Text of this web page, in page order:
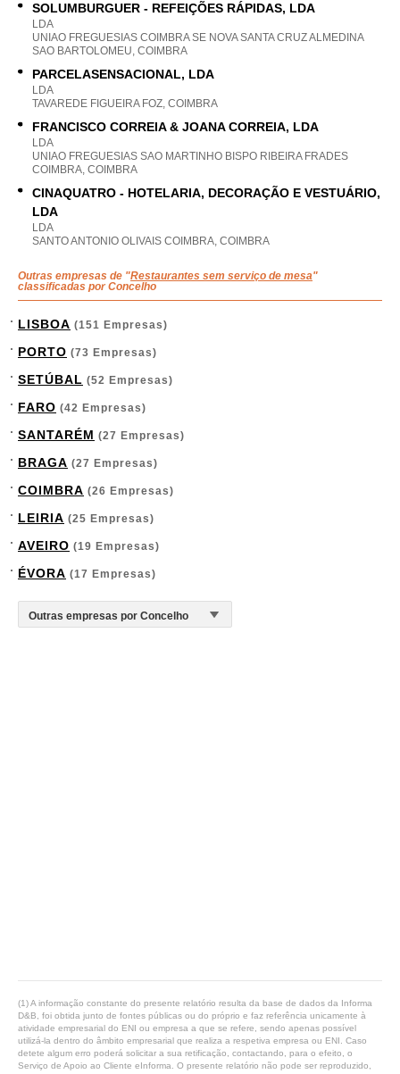
SOLUMBURGUER - REFEIÇÕES RÁPIDAS, LDA
LDA
UNIAO FREGUESIAS COIMBRA SE NOVA SANTA CRUZ ALMEDINA
SAO BARTOLOMEU, COIMBRA
PARCELASENSACIONAL, LDA
LDA
TAVAREDE FIGUEIRA FOZ, COIMBRA
FRANCISCO CORREIA & JOANA CORREIA, LDA
LDA
UNIAO FREGUESIAS SAO MARTINHO BISPO RIBEIRA FRADES
COIMBRA, COIMBRA
CINAQUATRO - HOTELARIA, DECORAÇÃO E VESTUÁRIO,
LDA
LDA
SANTO ANTONIO OLIVAIS COIMBRA, COIMBRA
Outras empresas de "Restaurantes sem serviço de mesa"
classificadas por Concelho
LISBOA (151 Empresas)
PORTO (73 Empresas)
SETÚBAL (52 Empresas)
FARO (42 Empresas)
SANTARÉM (27 Empresas)
BRAGA (27 Empresas)
COIMBRA (26 Empresas)
LEIRIA (25 Empresas)
AVEIRO (19 Empresas)
ÉVORA (17 Empresas)
(1) A informação constante do presente relatório resulta da base de dados da Informa
D&B, foi obtida junto de fontes públicas ou do próprio e faz referência unicamente à
atividade empresarial do ENI ou empresa a que se refere, sendo apenas possível
utilizá-la dentro do âmbito empresarial que realiza a respetiva empresa ou ENI. Caso
detete algum erro poderá solicitar a sua retificação, contactando, para o efeito, o
Serviço de Apoio ao Cliente eInforma. O presente relatório não pode ser reproduzido,